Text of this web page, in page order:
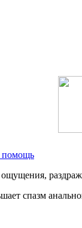
помощь
спазм